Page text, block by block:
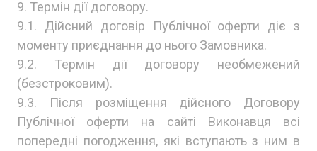
9. Термін дії договору.
9.1. Дійсний договір Публічної оферти діє з
моменту приєднання до нього Замовника.
9.2. Термін дії договору необмежений
(безстроковим).
9.3. Після розміщення дійсного Договору
Публічної оферти на сайті Виконавця всі
попередні погодження, які вступають з ним в